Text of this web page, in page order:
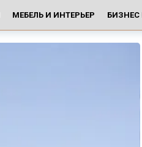
МЕБЕЛЬ И ИНТЕРЬЕР